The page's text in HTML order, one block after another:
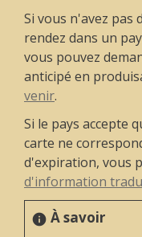
Si vous n'avez pas
rendez dans un
vous pouvez
anticipé en
venir.
Si le pays accepte
carte ne
d'expiration, vous
d'information
info À savoir